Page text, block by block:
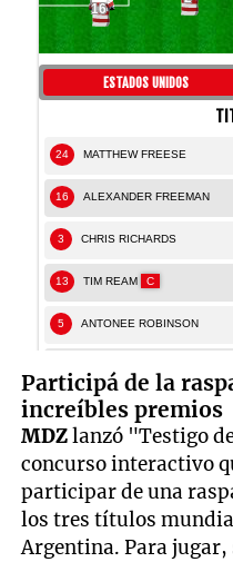
Participá de la
increíbles premios
MDZlanzó "Testigo
concurso interactivo
participar de una
los tres títulos
Argentina. Para